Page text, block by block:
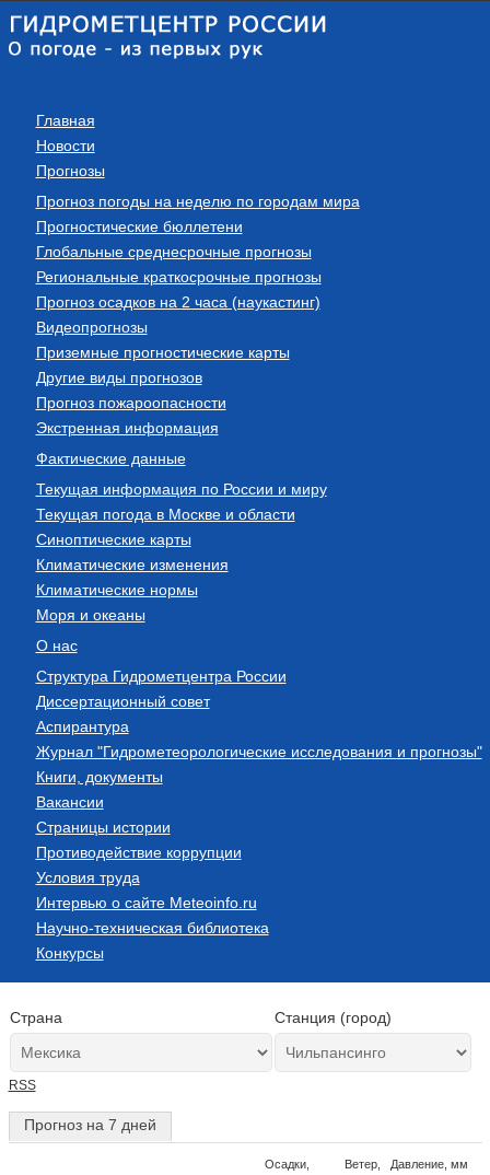
Главная
Новости
Прогнозы
Прогноз погоды на неделю по городам мира
Прогностические бюллетени
Глобальные среднесрочные прогнозы
Региональные краткосрочные прогнозы
Прогноз осадков на 2 часа (наукастинг)
Видеопрогнозы
Приземные прогностические карты
Другие виды прогнозов
Прогноз пожароопасности
Экстренная информация
Фактические данные
Текущая информация по России и миру
Текущая погода в Москве и области
Синоптические карты
Климатические изменения
Климатические нормы
Моря и океаны
О нас
Структура Гидрометцентра России
Диссертационный совет
Аспирантура
Журнал "Гидрометеорологические исследования и прогнозы"
Книги, документы
Вакансии
Страницы истории
Противодействие коррупции
Условия труда
Интервью о сайте Meteoinfo.ru
Научно-техническая библиотека
Конкурсы
Страна Станция (город)
RSS
Прогноз на 7 дней
Осадки,
Ветер,
Давление, мм